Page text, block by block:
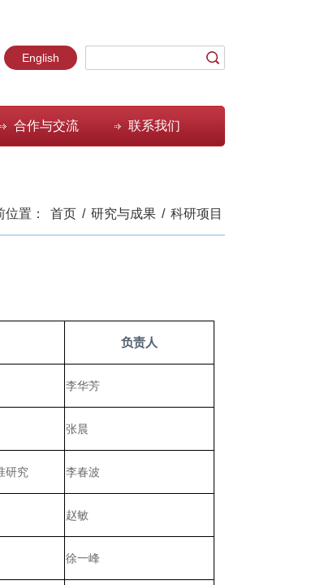
English
合作与交流 联系我们
位置： 首页 / 研究与成果 / 科研项目
负责人
李华芳
张晨
研究 李春波
赵敏
徐一峰